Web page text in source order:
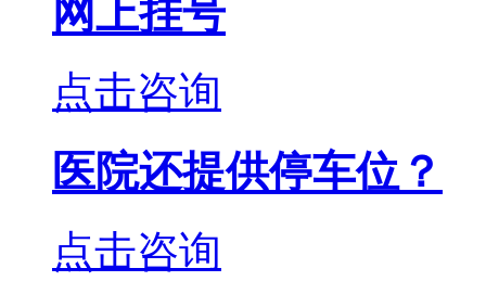
网上挂号
点击咨询
医院还提供停车位？
点击咨询